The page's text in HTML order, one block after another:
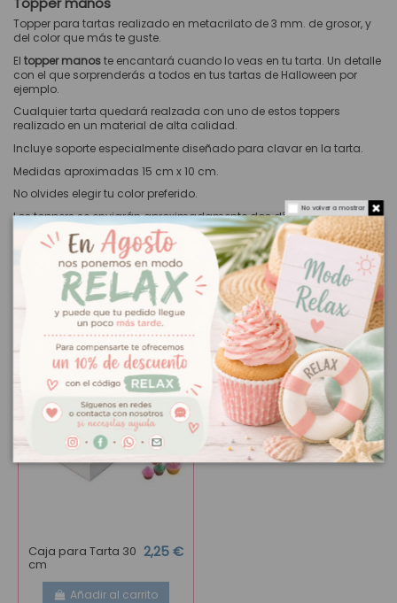
Topper para tartas realizado en metacrilato de 3 mm. de grosor, y
del color que más te guste.
El topper manoste encantará cuando lo veas en tu tarta. Un detalle
con el que sorprenderás a todos en tus tartas de Halloween por
ejemplo.
Cualquier tarta quedará realzada con uno de estos toppers
realizado en un material de alta calidad.
Incluye soporte especialmente diseñado para clavar en la tarta.
Medidas aproximadas 15 cm x 10 cm.
No olvides elegir tu color preferido.
Los toppers se enviarán aproximadamente dos días laborales
después de recibir tu pedido.
También podría interesarle
Caja para Tarta 30
cm
2,25 €
Añadir al carrito
No volver a mostrar